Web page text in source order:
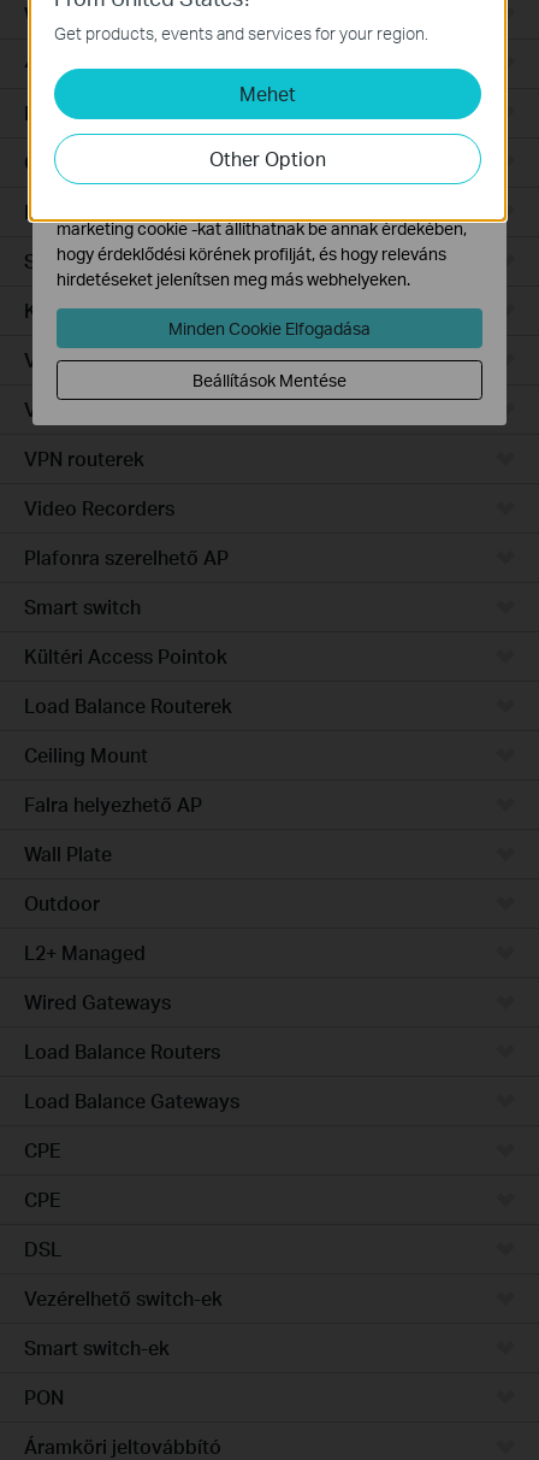
WiFi Gateways
4G/5G WiFi Gateways
Integrated Gateways
Cloud-Based
Hardware
Software
Kamerák
Vezérlő rendszer
Vezérelhető switch
VPN routerek
Video Recorders
Plafonra szerelhető AP
Smart switch
Kültéri Access Pointok
Load Balance Routerek
Ceiling Mount
Falra helyezhető AP
Wall Plate
Outdoor
L2+ Managed
Wired Gateways
Load Balance Routers
Load Balance Gateways
CPE
CPE
DSL
Vezérelhető switch-ek
Smart switch-ek
PON
Áramköri jeltovábbító
Get products, events and services for your region.
Mehet
Other Option
Ezek a cookie -k a webhely működéséhez szükségesek,
és nem tilthatók le a rendszereiben.
Marketing és Elemző Cookie-k
Az elemző cookie -k lehetővé teszik számunkra, hogy
elemezzük weboldalunkon végzett tevékenységeit, hogy
javítsuk és módosítsuk webhelyünk működését.
marketing cookie -kat állíthatnak be annak érdekében,
hogy érdeklődési körének profilját, és hogy releváns
hirdetéseket jelenítsen meg más webhelyeken.
Minden Cookie Elfogadása
Beállítások Mentése